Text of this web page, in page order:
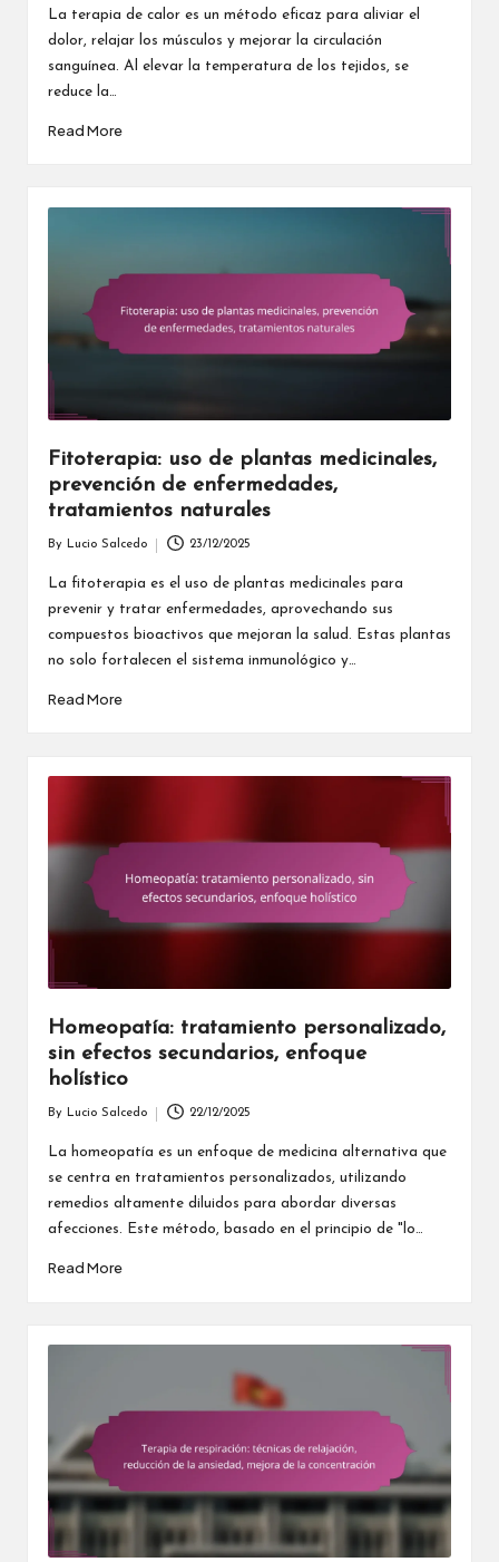
byLa terapia de calor es un método eficaz para aliviar el
dolor, relajar los músculos y mejorar la circulación
sanguínea. Al elevar la temperatura de los tejidos, se
reduce la…
Read More
Fitoterapia: uso de plantas medicinales,
prevención de enfermedades,
tratamientos naturales
by
By Lucio Salcedo 23/12/2025
La fitoterapia es el uso de plantas medicinales para
prevenir y tratar enfermedades, aprovechando sus
compuestos bioactivos que mejoran la salud. Estas plantas
no solo fortalecen el sistema inmunológico y…
Read More
Homeopatía: tratamiento personalizado,
sin efectos secundarios, enfoque
holístico
by
By Lucio Salcedo 22/12/2025
La homeopatía es un enfoque de medicina alternativa que
se centra en tratamientos personalizados, utilizando
remedios altamente diluidos para abordar diversas
afecciones. Este método, basado en el principio de "lo…
Read More